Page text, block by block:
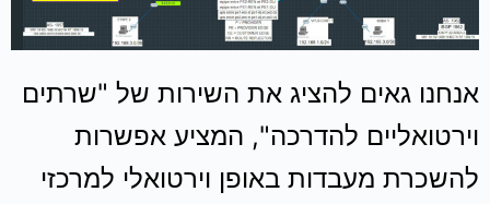
אנחנו גאים להציג את השירות של "שרתים
וירטואליים להדרכה", המציע אפשרות
להשכרת מעבדות באופן וירטואלי למרכזי